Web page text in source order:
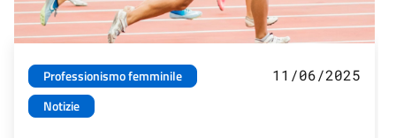
Professionismo femminile
Notizie
11/06/2025